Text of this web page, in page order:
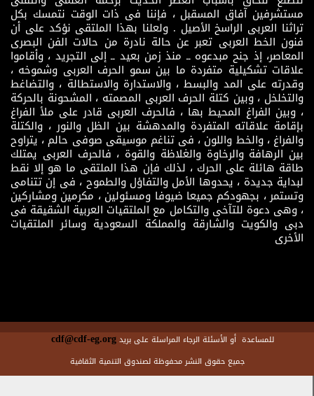
مستشرفين آفاق المسقبل ، فإننا فى ذات الوقت نتمسك بكل
تراثنا العربى الراسخ الأصيل . ولعلنا بهذا الملتقى نؤكد على أن
فنون الخط العربى تعبر عن حالة نادرة من حالات الفن البصرى
المعاصر، إذ جنح مبدعوه ــ منذ زمن بعيد ــ إلى التجريد ، وأقاموا
علاقات تشكيلية متفردة ما بين سمو الحرف العربى وشموخه ،
وقدرته على المد والبسط ، والاستدارة والاستطالة ، والتضاغط
والتخلخل ، وبين كتلة الحرف العربى المصمته ، المشحونة بالحركة
، وبين الفراغ المحيط بها ، فالحرف العربى قادر على ملأ الفراغ
بإقامة علاقاته المتفردة والمدهشة بين الظل والنور ، والكتلة
والفراغ ، والخط واللون ، فى تناغم موسيقى صوفى حالم ، يتراوح
بين الرهافة والرخاوة والغلاظة والقوة ، فالحرف العربى يمتلك
طاقة هائلة على الحرك ، لذلك فإن هذا الملتقى ما هو إلا نقط
لبداية جديدة ، يحدوها الأمل والتفاؤل والطموح ، فى إن تتنامى
وتستمر ، بجهودكم جميعا ضيوفا ومسئولين ، مكرمين ومشاركين
، وهى دعوة للتآخى والتكامل مع الملتقيات العربية الشقيقة فى
دبى والكويت والشارقة والمملكة السعودية وسائر الملتقيات
الأخرى
للمساعدة أو الأسئلة الرجاء المراسلة على بريدcdf@cdf-eg.org
جميع حقوق النشر محفوظة لصندوق التنمية الثقافية